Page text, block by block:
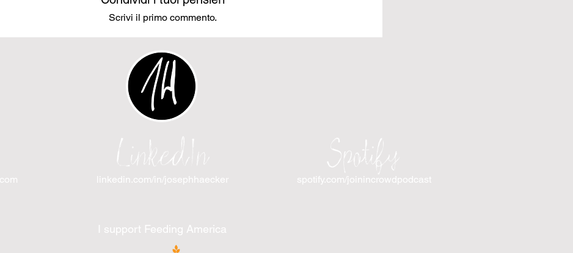
Scrivi il primo commento.
linkedin.com/in/josephhaecker
LinkedIn spotify.com/joinincrowdpodcast
Spotify
I support Feeding America